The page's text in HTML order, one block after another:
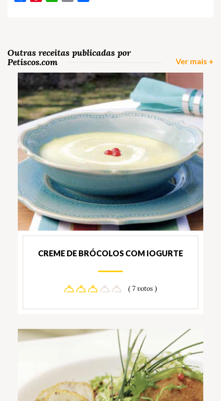
Outras receitas publicadas por
Petiscos.com
Ver mais +
CREME DE BRÓCOLOS COM IOGURTE
( 7 votos )